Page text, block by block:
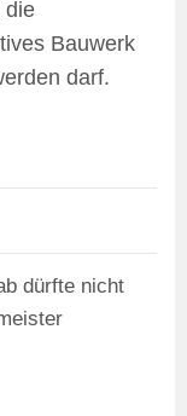
die
Bauwerk
darf.
dürfte nicht